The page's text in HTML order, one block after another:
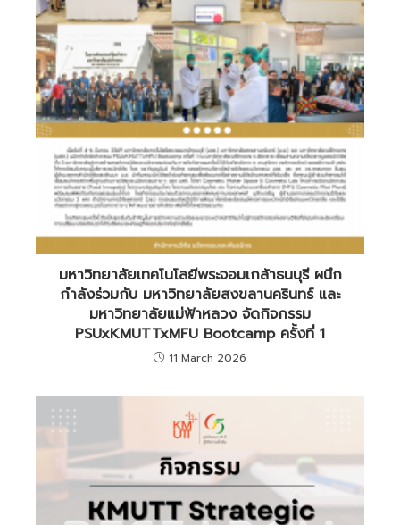
มหาวิทยาลัยเทคโนโลยีพระจอมเกล้าธนบุรี ผนึก
กำลังร่วมกับ มหาวิทยาลัยสงขลานครินทร์ และ
มหาวิทยาลัยแม่ฟ้าหลวง จัดกิจกรรม
PSUxKMUTTxMFU Bootcamp ครั้งที่ 1
11 March 2026